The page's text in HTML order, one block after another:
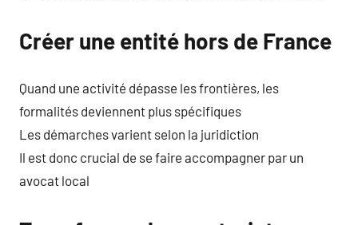
Créer une entité hors de France
Quand une activité dépasse les frontières, les
formalités deviennent plus spécifiques
Les démarches varient selon la juridiction
Il est donc crucial de se faire accompagner par un
avocat local